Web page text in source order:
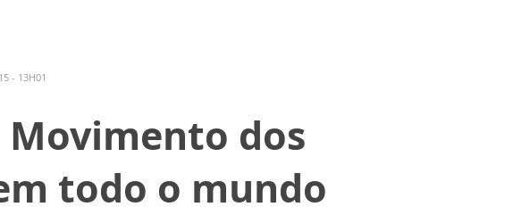
- 13H01
dos
todo o mundo